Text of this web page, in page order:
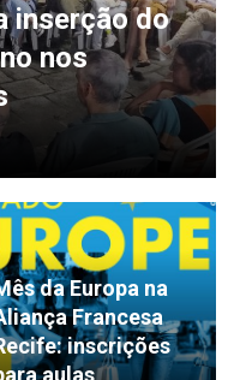
inserção do
nos
da Europa na
Francesa
inscrições